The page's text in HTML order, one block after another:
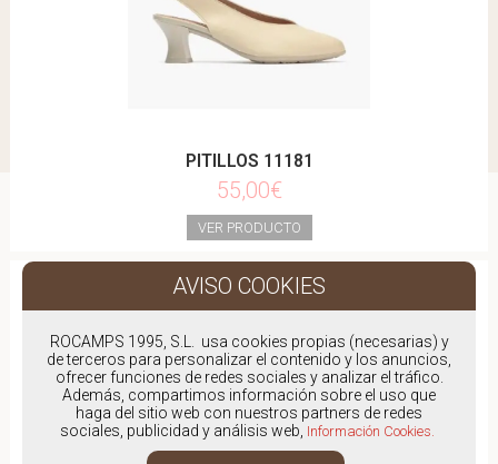
PITILLOS 11181
55,00€
VER PRODUCTO
ROCAMPS 1995, S.L. usa cookies propias (necesarias) y
de terceros para personalizar el contenido y los anuncios,
ofrecer funciones de redes sociales y analizar el tráfico.
Además, compartimos información sobre el uso que
haga del sitio web con nuestros partners de redes
sociales, publicidad y análisis web, Información Cookies.